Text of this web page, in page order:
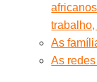
As
As